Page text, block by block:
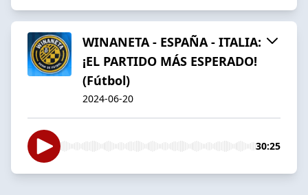
WINANETA - ESPAÑA - ITALIA:
¡EL PARTIDO MÁS ESPERADO!
(Fútbol)
2024-06-20
30:25